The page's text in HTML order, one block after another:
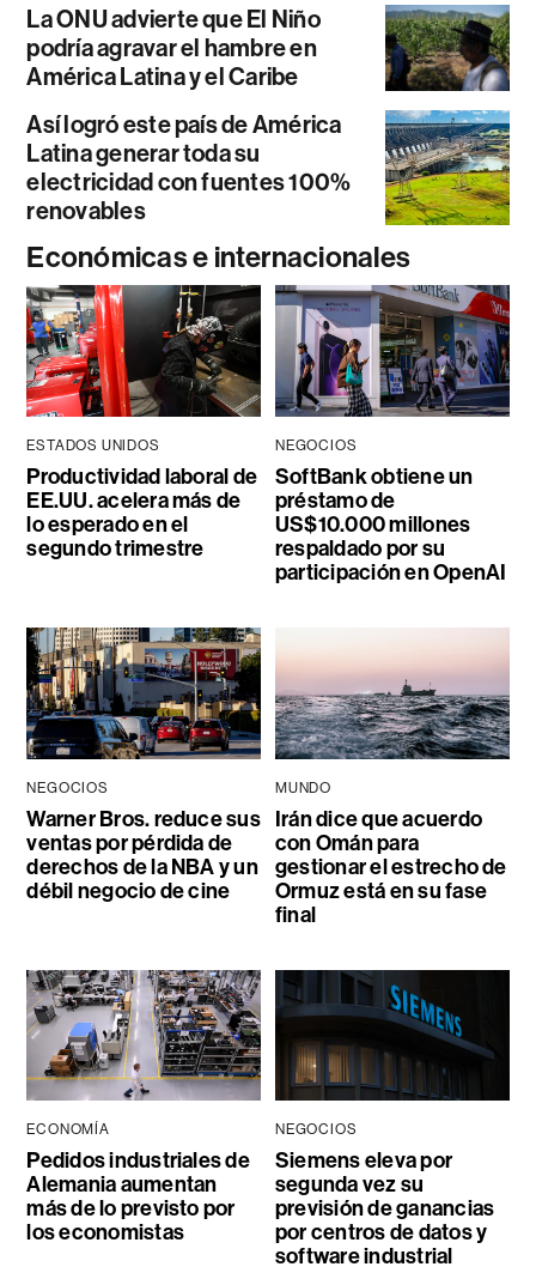
La ONU advierte que El Niño
podría agravar el hambre en
América Latina y el Caribe
Así logró este país de América
Latina generar toda su
electricidad con fuentes 100%
renovables
Económicas e internacionales
ESTADOS UNIDOS
Productividad laboral de
EE.UU. acelera más de
lo esperado en el
segundo trimestre
NEGOCIOS
SoftBank obtiene un
préstamo de
US$10.000 millones
respaldado por su
participación en OpenAI
NEGOCIOS
Warner Bros. reduce sus
ventas por pérdida de
derechos de la NBA y un
débil negocio de cine
MUNDO
Irán dice que acuerdo
con Omán para
gestionar el estrecho de
Ormuz está en su fase
final
ECONOMÍA
Pedidos industriales de
Alemania aumentan
más de lo previsto por
los economistas
NEGOCIOS
Siemens eleva por
segunda vez su
previsión de ganancias
por centros de datos y
software industrial